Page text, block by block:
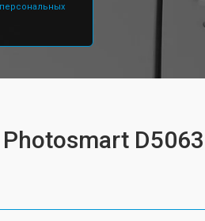
персональных
D5063